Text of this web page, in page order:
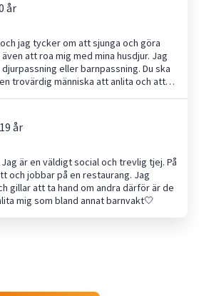
år
jag tycker om att sjunga och göra
att roa mig med mina husdjur. Jag
barnpassning. Du ska
trovärdig människa att anlita och att
syskon så har mycket erfarenhet av
19 år
är en väldigt social och trevlig tjej. På
och jobbar på en restaurang. Jag
gillar att ta hand om andra därför är de
mig som bland annat barnvakt🤍